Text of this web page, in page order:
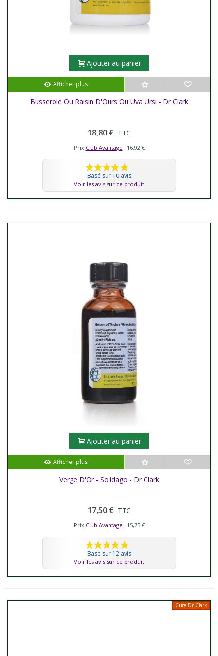
Ajouter au panier
Afficher plus
Busserole Ou Raisin D'Ours Ou Uva Ursi - Dr Clark
18,80 € TTC
Prix Club Avantage : 16,92 €
Basé sur 10 avis
Voir les avis sur ce produit
Ajouter au panier
Afficher plus
Verge D'Or - Solidago - Dr Clark
17,50 € TTC
Prix Club Avantage : 15,75 €
Basé sur 12 avis
Voir les avis sur ce produit
Cure Dr Clark